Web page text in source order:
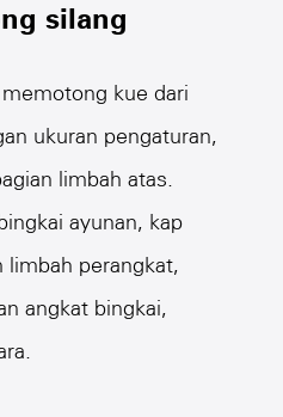
silang
kue dari
ukuran pengaturan,
limbah atas.
ayunan, kap
limbah perangkat,
angkat bingkai,